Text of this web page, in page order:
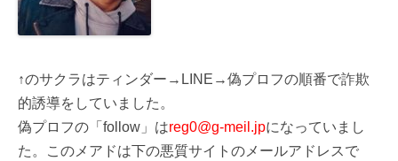
↑のサクラはティンダー→LINE→偽プロフの順番で詐欺
的誘導をしていました。
偽プロフの「follow」はreg0@g-meil.jpになっていまし
た。このメアドは下の悪質サイトのメールアドレスで